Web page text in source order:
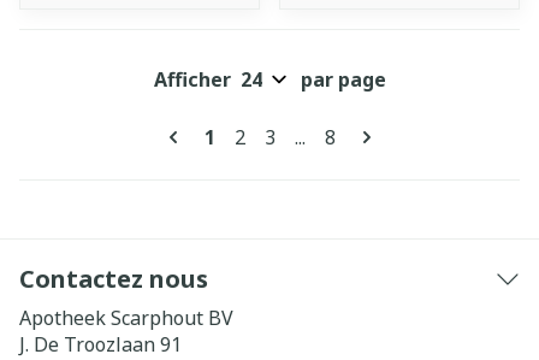
Pages
Vous lisez actuellement la page
1 Page
2 Page
3 ... Page
8
Afficher par page
Contactez nous
Apotheek Scarphout BV
J. De Troozlaan 91